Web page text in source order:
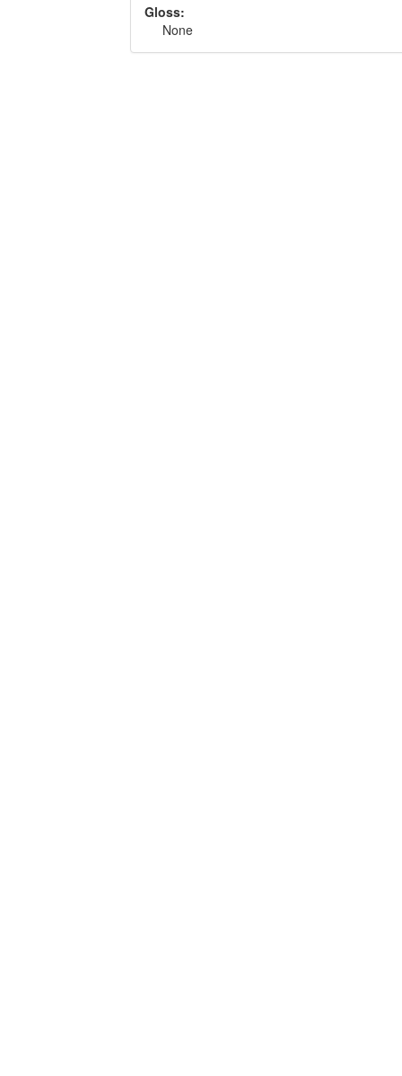
Gloss:
None